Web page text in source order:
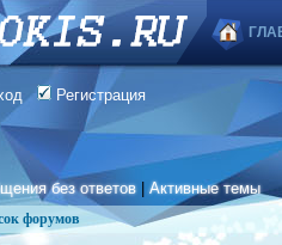
Регистрация
без ответов |Активные темы
форумов